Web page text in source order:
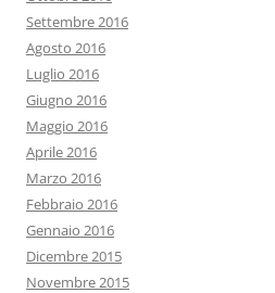
Settembre 2016
Agosto 2016
Luglio 2016
Giugno 2016
Maggio 2016
Aprile 2016
Marzo 2016
Febbraio 2016
Gennaio 2016
Dicembre 2015
Novembre 2015